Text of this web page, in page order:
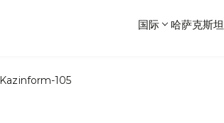
国际 哈萨克斯坦
Kazinform-105